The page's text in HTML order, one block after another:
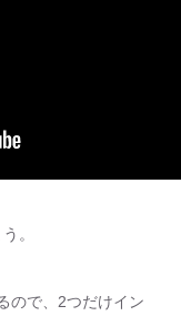
。
ので、2つだけイン